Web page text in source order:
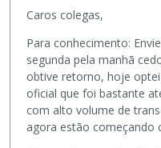
Caros colegas,
Para conhecimento:
segunda pela manhã
obtive retorno, hoje
oficial que foi bastante
com alto volume de
agora estão começando